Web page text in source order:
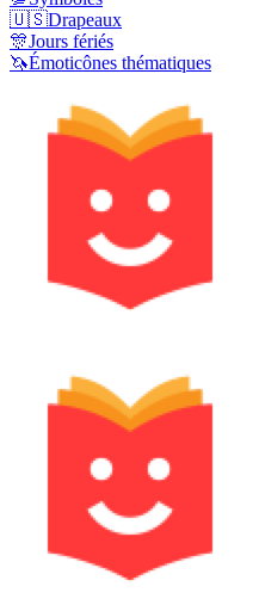
🇺🇸Drapeaux
🎊Jours fériés
🦄Émoticônes thématiques